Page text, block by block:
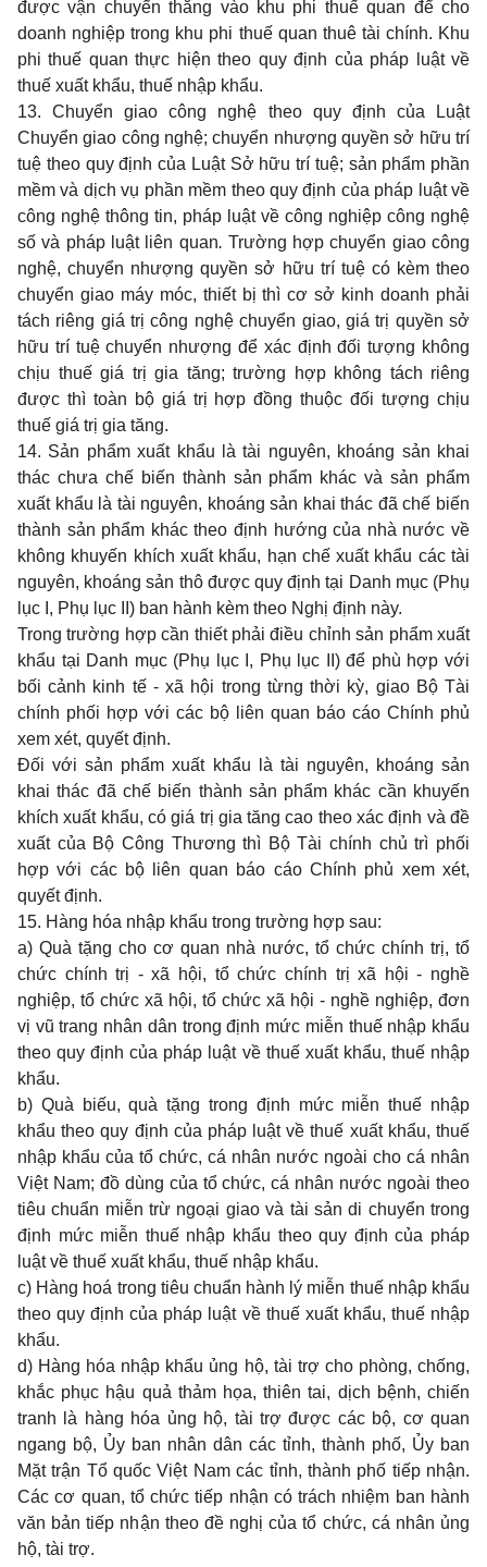
được vận chuyển thẳng vào khu phi thuế quan để cho
doanh nghiệp trong khu phi thuế quan thuê tài chính. Khu
phi thuế quan thực hiện theo quy định của pháp luật về
thuế xuất khẩu, thuế nhập khẩu.
13. Chuyển giao công nghệ theo quy định của Luật
Chuyển giao công nghệ; chuyển nhượng quyền sở hữu trí
tuệ theo quy định của Luật Sở hữu trí tuệ; sản phẩm phần
mềm và dịch vụ phần mềm theo quy định của pháp luật về
công nghệ thông tin, pháp luật về công nghiệp công nghệ
số và pháp luật liên quan. Trường hợp chuyển giao công
nghệ, chuyển nhượng quyền sở hữu trí tuệ có kèm theo
chuyển giao máy móc, thiết bị thì cơ sở kinh doanh phải
tách riêng giá trị công nghệ chuyển giao, giá trị quyền sở
hữu trí tuệ chuyển nhượng để xác định đối tượng không
chịu thuế giá trị gia tăng; trường hợp không tách riêng
được thì toàn bộ giá trị hợp đồng thuộc đối tượng chịu
thuế giá trị gia tăng.
14. Sản phẩm xuất khẩu là tài nguyên, khoáng sản khai
thác chưa chế biến thành sản phẩm khác và sản phẩm
xuất khẩu là tài nguyên, khoáng sản khai thác đã chế biến
thành sản phẩm khác theo định hướng của nhà nước về
không khuyến khích xuất khẩu, hạn chế xuất khẩu các tài
nguyên, khoáng sản thô được quy định tại Danh mục (Phụ
lục I, Phụ lục II) ban hành kèm theo Nghị định này.
Trong trường hợp cần thiết phải điều chỉnh sản phẩm xuất
khẩu tại Danh mục (Phụ lục I, Phụ lục II) để phù hợp với
bối cảnh kinh tế - xã hội trong từng thời kỳ, giao Bộ Tài
chính phối hợp với các bộ liên quan báo cáo Chính phủ
xem xét, quyết định.
Đối với sản phẩm xuất khẩu là tài nguyên, khoáng sản
khai thác đã chế biến thành sản phẩm khác cần khuyến
khích xuất khẩu, có giá trị gia tăng cao theo xác định và đề
xuất của Bộ Công Thương thì Bộ Tài chính chủ trì phối
hợp với các bộ liên quan báo cáo Chính phủ xem xét,
quyết định.
15. Hàng hóa nhập khẩu trong trường hợp sau:
a) Quà tặng cho cơ quan nhà nước, tổ chức chính trị, tổ
chức chính trị - xã hội, tổ chức chính trị xã hội - nghề
nghiệp, tổ chức xã hội, tổ chức xã hội - nghề nghiệp, đơn
vị vũ trang nhân dân trong định mức miễn thuế nhập khẩu
theo quy định của pháp luật về thuế xuất khẩu, thuế nhập
khẩu.
b) Quà biếu, quà tặng trong định mức miễn thuế nhập
khẩu theo quy định của pháp luật về thuế xuất khẩu, thuế
nhập khẩu của tổ chức, cá nhân nước ngoài cho cá nhân
Việt Nam; đồ dùng của tổ chức, cá nhân nước ngoài theo
tiêu chuẩn miễn trừ ngoại giao và tài sản di chuyển trong
định mức miễn thuế nhập khẩu theo quy định của pháp
luật về thuế xuất khẩu, thuế nhập khẩu.
c) Hàng hoá trong tiêu chuẩn hành lý miễn thuế nhập khẩu
theo quy định của pháp luật về thuế xuất khẩu, thuế nhập
khẩu.
d) Hàng hóa nhập khẩu ủng hộ, tài trợ cho phòng, chống,
khắc phục hậu quả thảm họa, thiên tai, dịch bệnh, chiến
tranh là hàng hóa ủng hộ, tài trợ được các bộ, cơ quan
ngang bộ, Ủy ban nhân dân các tỉnh, thành phố, Ủy ban
Mặt trận Tổ quốc Việt Nam các tỉnh, thành phố tiếp nhận.
Các cơ quan, tổ chức tiếp nhận có trách nhiệm ban hành
văn bản tiếp nhận theo đề nghị của tổ chức, cá nhân ủng
hộ, tài trợ.